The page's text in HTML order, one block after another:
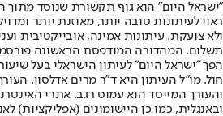
"ישראל היום" הוא גוף תקשורת שנוסד מתוך
ראוי לעיתונות טובה יותר, מאוזנת יותר
ולא צועקת. עיתונות אמינה, אובייקטיבית
הפך "ישראל היום" לעיתון הישראלי בעל
חול. מו"ל העיתון היא ד"ר מרים אדלסון.
והעורך המייסד הוא עמוס רגב. אתרי